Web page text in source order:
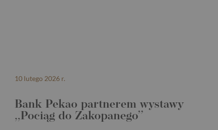
10 lutego 2026 r.
Bank Pekao partnerem wystawy
,,Pociąg do Zakopanego’’